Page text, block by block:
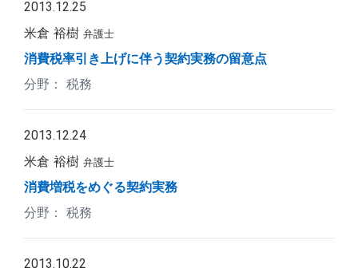
2013.12.25
米倉 裕樹 弁護士
消費税率引き上げに伴う契約実務の留意点
税務
2013.12.24
米倉 裕樹 弁護士
消費増税をめぐる契約実務
税務
2013.10.22